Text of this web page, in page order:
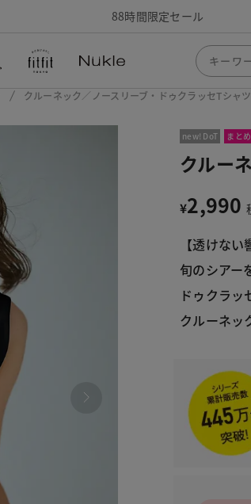
88時間限定セール
クルーネック／ノースリーブ・ドゥクラッセTシャツ
new! DoT まと
クルー
¥2,990
【透けな
旬のシアー
ドゥクラッ
クルーネッ